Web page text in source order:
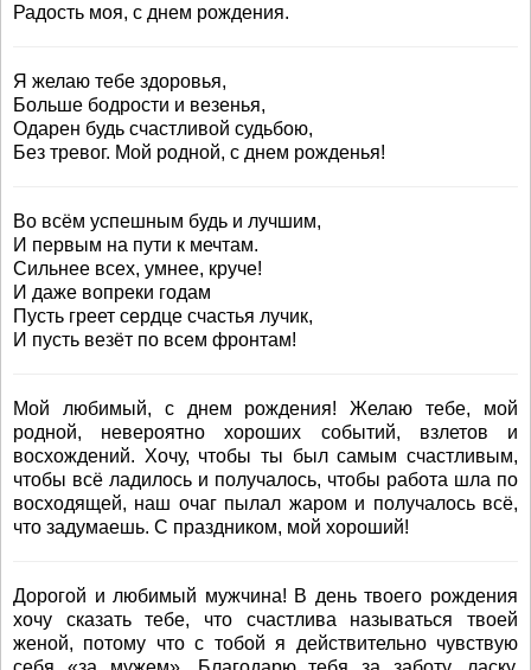
Радость моя, с днем рождения.
Я желаю тебе здоровья,
Больше бодрости и везенья,
Одарен будь счастливой судьбою,
Без тревог. Мой родной, с днем рожденья!
Во всём успешным будь и лучшим,
И первым на пути к мечтам.
Сильнее всех, умнее, круче!
И даже вопреки годам
Пусть греет сердце счастья лучик,
И пусть везёт по всем фронтам!
Мой любимый, с днем рождения! Желаю тебе, мой
родной, невероятно хороших событий, взлетов и
восхождений. Хочу, чтобы ты был самым счастливым,
чтобы всё ладилось и получалось, чтобы работа шла по
восходящей, наш очаг пылал жаром и получалось всё,
что задумаешь. С праздником, мой хороший!
Дорогой и любимый мужчина! В день твоего рождения
хочу сказать тебе, что счастлива называться твоей
женой, потому что с тобой я действительно чувствую